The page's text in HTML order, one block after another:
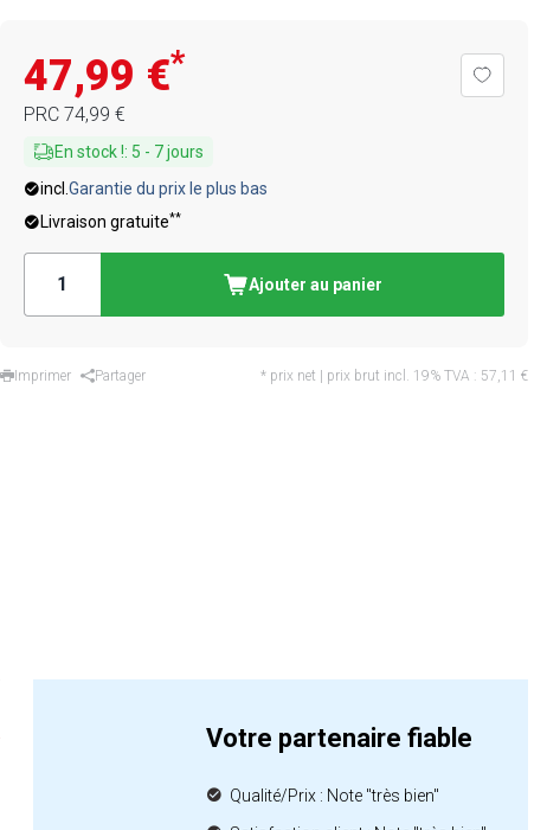
47,99 €*
PRC 74,99 €
En stock !: 5 - 7jours
incl. Garantie du prix le plus bas
Livraison gratuite**
Ajouter au panier
Imprimer Partager * prix net | prix brut incl. 19% TVA : 57,11 €
Votre partenaire fiable
Qualité/Prix : Note "très bien"